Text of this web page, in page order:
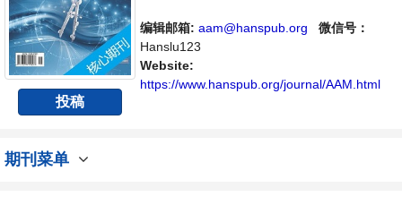
投稿
家、学者、科研人员提供一个传播、分享和讨
论应用数学领域内不同方向问题与发展的交流
平台。
编辑邮箱: aam@hanspub.org
微信号：
Hanslu123
Website:
https://www.hanspub.org/journal/AAM.html
期刊菜单